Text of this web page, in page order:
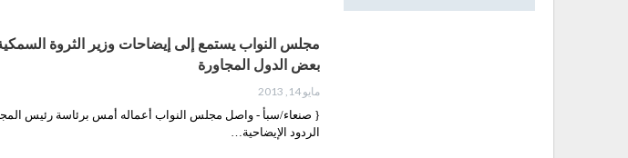
مجلس النواب يستمع إلى إيضاحات وزير الثروة
بعض الدول المجاورة
مايو 14, 2013
{ صنعاء/سبأ - واصل مجلس النواب أعماله أمس برئاسة رئيس
الردود الإيضاحية…